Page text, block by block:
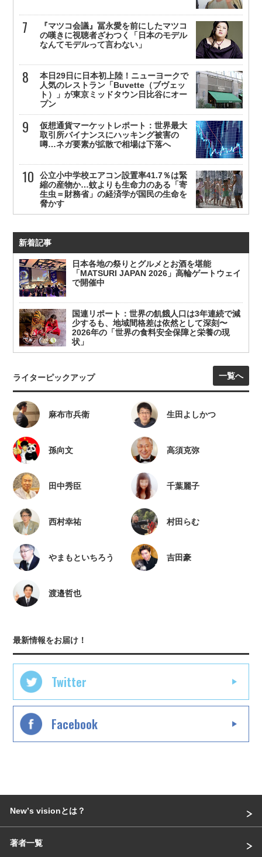
『マツコ会議』冨永愛を前にしたマツコ
の嘆きに視聴者ざわつく「日本のモデル
なんてモデルって言わない」
本日29日に日本初上陸！ニューヨークで
人気のレストラン「Buvette（ブヴェッ
ト）」が東京ミッドタウン日比谷にオー
プン
仮想通貨マーケットレポート：世界最大
取引所バイナンスにハッキング被害の
噂…ネガ要素が拡散で相場は下落へ
公立小中学校エアコン設置率41.7％は緊
縮の産物か…蚊よりも生命力のある「寄
生虫＝財務省」の経済学が国民の生命を
脅かす
新着記事
日本各地の祭りとグルメとお酒を堪能
「MATSURI JAPAN 2026」高輪ゲートウェイ
で開催中
国連リポート：世界の飢餓人口は3年連続で減
少するも、地域間格差は依然として深刻〜
2026年の「世界の食料安全保障と栄養の現
状」
ライターピックアップ 一覧へ
麻布市兵衛 生田よしかつ
孫向文 高須克弥
田中秀臣 千葉麗子
西村幸祐 村田らむ
やまもといちろう 吉田豪
渡邉哲也
最新情報をお届け！
Twitter
Facebook
Newʼs visionとは？
著者一覧